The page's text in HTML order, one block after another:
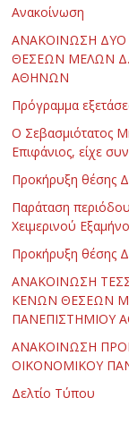
Ανακοίνωση
ΑΝΑΚΟΙΝΩΣΗ
ΘΕΣΕΩΝ ΜΕΛΩΝ
ΑΘΗΝΩΝ
Πρόγραμμα
Ο Σεβασμιότατος
Επιφάνιος, είχε
Προκήρυξη θέσης
Παράταση
Χειμερινού
Προκήρυξη θέσης
ΑΝΑΚΟΙΝΩΣΗ
ΚΕΝΩΝ ΘΕΣΕΩΝ
ΠΑΝΕΠΙΣΤΗΜΙΟΥ
ΑΝΑΚΟΙΝΩΣΗ
ΟΙΚΟΝΟΜΙΚΟΥ
Δελτίο Τύπου